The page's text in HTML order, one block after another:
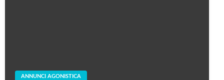
ANNUNCI AGONISTICA